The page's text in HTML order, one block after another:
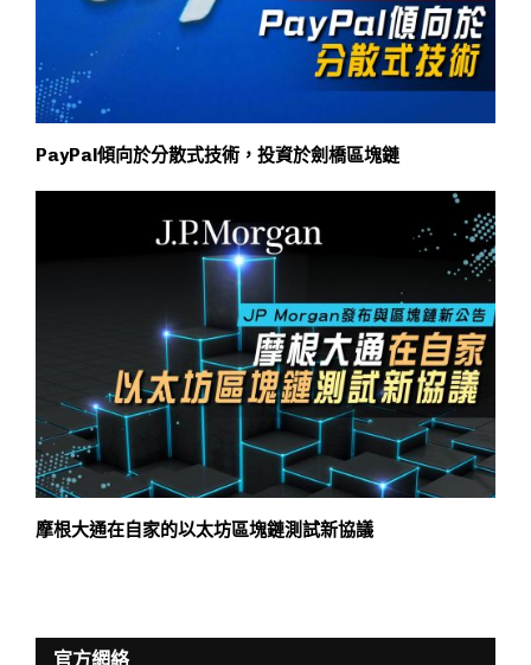
PayPal傾向於分散式技術，投資於劍橋區塊鏈
摩根大通在自家的以太坊區塊鏈測試新協議
官方網絡